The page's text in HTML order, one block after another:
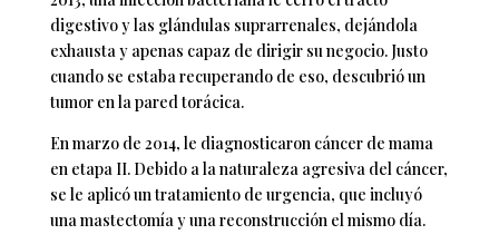
digestivo y las glándulas suprarrenales, dejándola
exhausta y apenas capaz de dirigir su negocio. Justo
cuando se estaba recuperando de eso, descubrió un
tumor en la pared torácica.
En marzo de 2014, le diagnosticaron cáncer de mama
en etapa II. Debido a la naturaleza agresiva del cáncer,
se le aplicó un tratamiento de urgencia, que incluyó
una mastectomía y una reconstrucción el mismo día.